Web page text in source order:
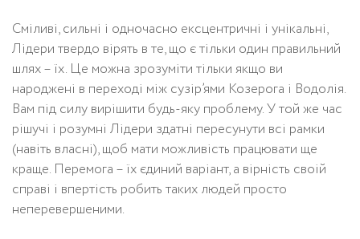
Сміливі, сильні і одночасно ексцентричні і унікальні,
Лідери твердо вірять в те, що є тільки один правильний
шлях – їх. Це можна зрозуміти тільки якщо ви
народжені в переході між сузір’ями Козерога і Водолія.
Вам під силу вирішити будь-яку проблему. У той же час
рішучі і розумні Лідери здатні пересунути всі рамки
(навіть власні), щоб мати можливість працювати ще
краще. Перемога – їх єдиний варіант, а вірність своій
справі і впертість робить таких людей просто
неперевершеними.